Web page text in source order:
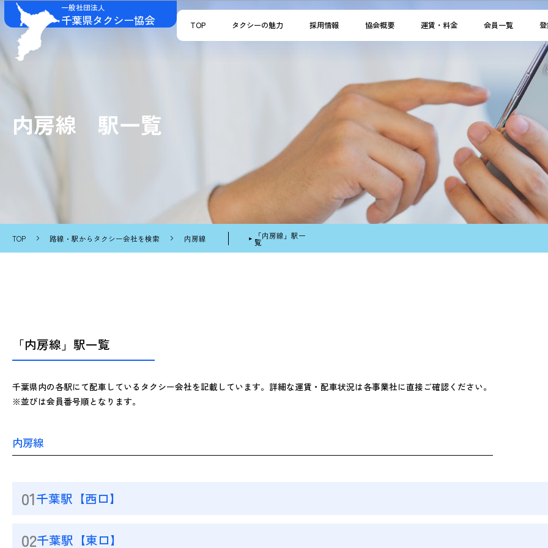
一般社団法人
千葉県タクシー協会 TOP タクシーの魅力 採用情報 協会概要 運賃・料金 会員一覧
内房線 駅一覧
TOP 路線・駅からタクシー会社を検索 内房線 「内房線」駅一
覧
「内房線」駅一覧
千葉県内の各駅にて配車しているタクシー会社を記載しています。詳細な運賃・配車状況は各事業社に直接ご確認ください。
※並びは会員番号順となります。
内房線
01千葉駅【西口】
02千葉駅【東口】